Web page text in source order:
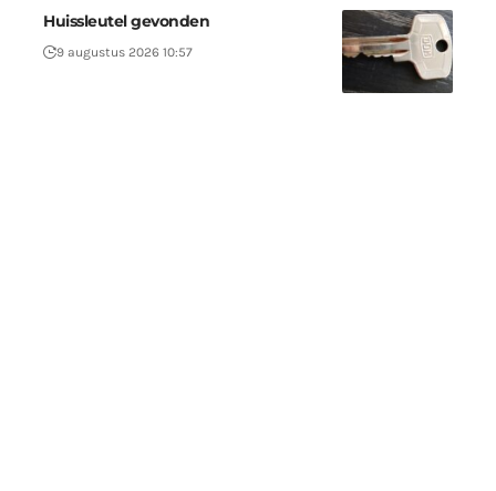
Huissleutel gevonden
9 augustus 2026 10:57